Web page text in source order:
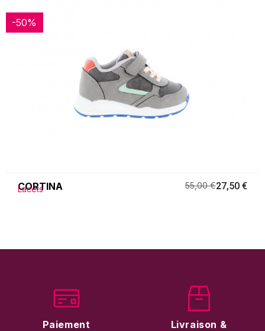
-50%
-50%
CORTINA
Lacets 55,00 €27,50 €
Paiement
Livraison &